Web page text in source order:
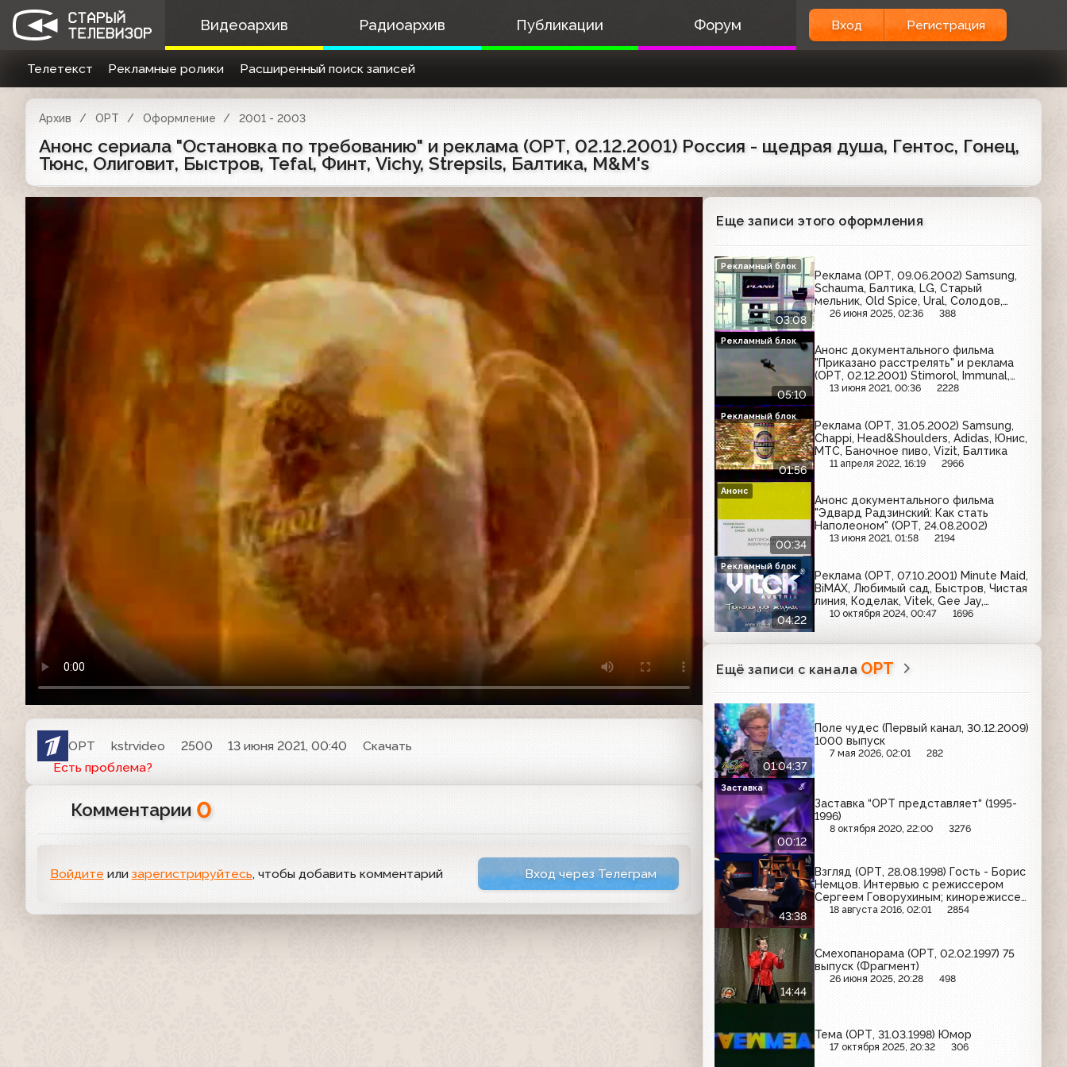
Видеоархив Радиоархив Публикации Форум Вход Регистрация
Телетекст Рекламные ролики Расширенный поиск записей
Архив ОРТ Оформление 2001 - 2003
Анонс сериала "Остановка по требованию" и реклама (ОРТ, 02.12.2001) Россия - щедрая душа, Гентос, Гонец,
Тюнс, Олиговит, Быстров, Tefal, Финт, Vichy, Strepsils, Балтика, M&M's
ОРТ kstrvideo 2500 13 июня 2021, 00:40
Скачать
Есть проблема?
Комментарии 0
Войдите или зарегистрируйтесь, чтобы добавить комментарий Вход через Телеграм
Еще записи этого оформления
03:08
Реклама (ОРТ, 09.06.2002) Samsung,
Schauma, Балтика, LG, Старый
мельник, Old Spice, Ural, Солодов,
Snickers, МТС
26 июня 2025, 02:36 388
Рекламный блок
05:10
Анонс документального фильма
"Приказано расстрелять" и реклама
(ОРТ, 02.12.2001) Stimorol, Immunal,
Балтика, Любимый сад, Fervex,
Воздушный, Samsung, Garnier,
Арсенальное
13 июня 2021, 00:36 2228
Рекламный блок
01:56
Реклама (ОРТ, 31.05.2002) Samsung,
Chappi, Head&Shoulders, Adidas, Юнис,
МТС, Баночное пиво, Vizit, Балтика
11 апреля 2022, 16:19 2966
Рекламный блок
00:34
Анонс документального фильма
"Эдвард Радзинский: Как стать
Наполеоном" (ОРТ, 24.08.2002)
13 июня 2021, 01:58 2194
Анонс
04:22
Реклама (ОРТ, 07.10.2001) Minute Maid,
BiMAX, Любимый сад, Быстров, Чистая
линия, Коделак, Vitek, Gee Jay,
MacCoffee, Гастал, Фругурт, Orbit,
10 октября 2024, 00:47 1696
Рекламный блок
Ещё записи с канала ОРТ
01:04:37
Поле чудес (Первый канал, 30.12.2009)
1000 выпуск
7 мая 2026, 02:01 282
00:12
Заставка “ОРТ представляет“ (1995-
1996)
8 октября 2020, 22:00 3276
Заставка
43:38
Взгляд (ОРТ, 28.08.1998) Гость - Борис
Немцов. Интервью с режиссером
Сергеем Говорухиным; кинорежиссер
Сергей Сельянов об экономических
18 августа 2016, 02:01 2854
14:44
Смехопанорама (ОРТ, 02.02.1997) 75
выпуск (Фрагмент)
26 июня 2025, 20:28 498
Тема (ОРТ, 31.03.1998) Юмор
17 октября 2025, 20:32 306